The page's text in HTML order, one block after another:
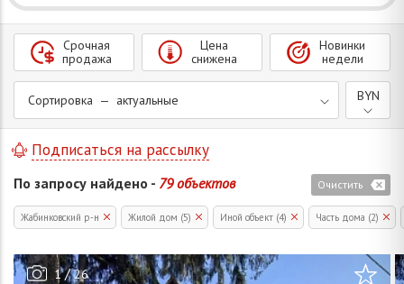
Сортировка — актуальные
Срочная
продажа
Цена
снижена
Новинки
недели
BYN
По запросу найдено - 79 объектов Очистить
Подписаться на рассылку
Жабинковский р-н Жилой дом (5) Иной объект (4) Часть дома (2)
1/26